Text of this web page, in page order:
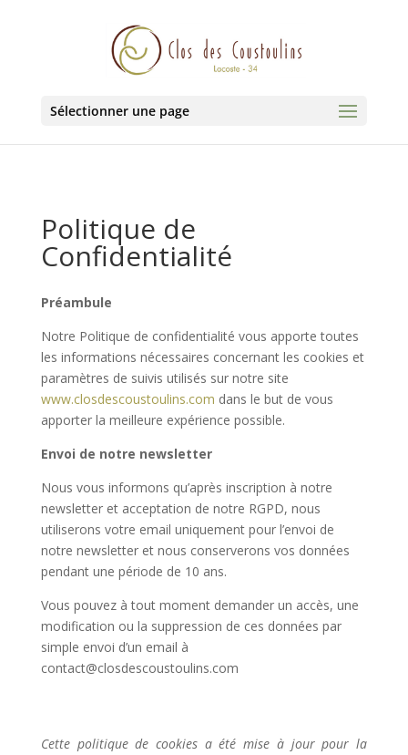
Sélectionner une page
Politique de
Confidentialité
Préambule
Notre Politique de confidentialité vous apporte toutes
les informations nécessaires concernant les cookies et
paramètres de suivis utilisés sur notre site
www.closdescoustoulins.com dans le but de vous
apporter la meilleure expérience possible.
Envoi de notre newsletter
Nous vous informons qu’après inscription à notre
newsletter et acceptation de notre RGPD, nous
utiliserons votre email uniquement pour l’envoi de
notre newsletter et nous conserverons vos données
pendant une période de 10 ans.
Vous pouvez à tout moment demander un accès, une
modification ou la suppression de ces données par
simple envoi d’un email à
contact@closdescoustoulins.com
Cette politique de cookies a été mise à jour pour la